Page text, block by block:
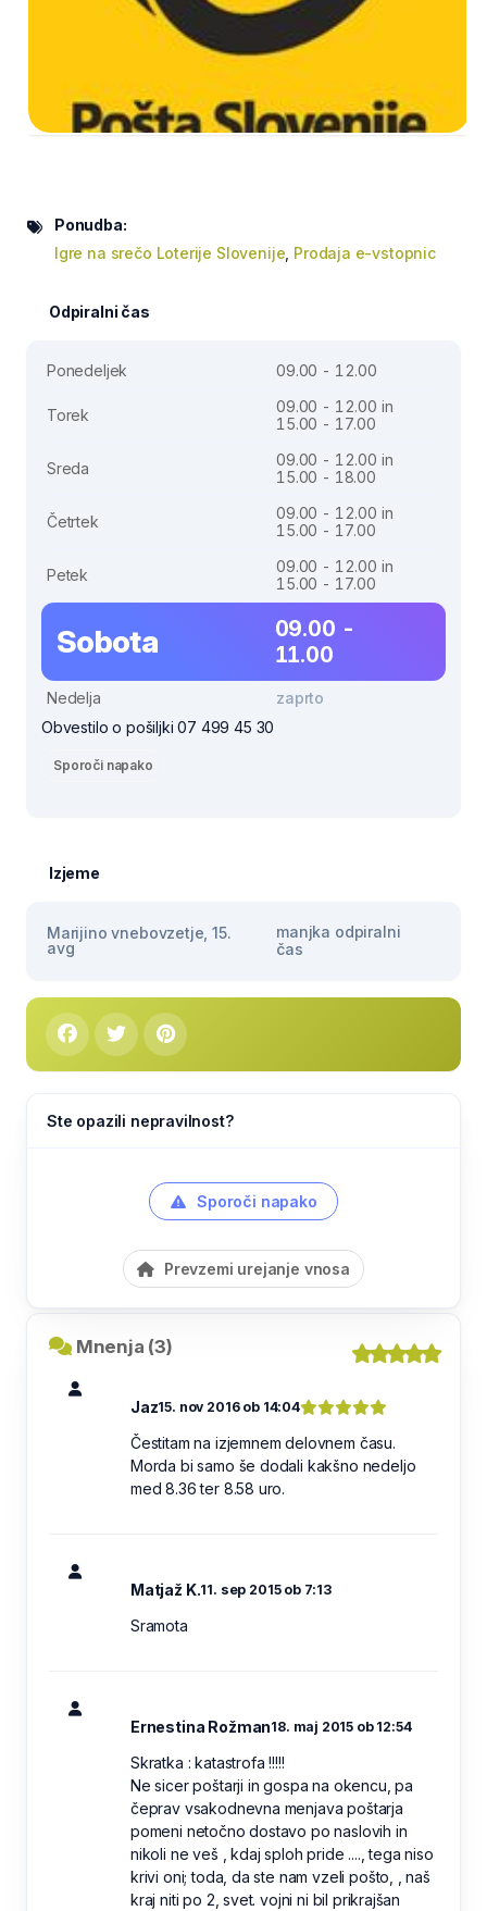
Ponudba:
Igre na srečo Loterije Slovenije Prodaja e-vstopnic
Odpiralni čas
Ponedeljek 09.00 - 12.00
Torek
09.00 - 12.00 in
15.00 - 17.00
Sreda
09.00 - 12.00 in
15.00 - 18.00
Četrtek
09.00 - 12.00 in
15.00 - 17.00
Petek
09.00 - 12.00 in
15.00 - 17.00
Sobota
09.00 -
11.00
Nedelja
zaprto
Obvestilo o pošiljki 07 499 45 30
Sporoči napako
Izjeme
Marijino vnebovzetje, 15.
avg
manjka odpiralni
čas
Ste opazili nepravilnost?
Sporoči napako
Prevzemi urejanje vnosa
Mnenja (3)
Jaz15. nov 2016 ob 14:04
Čestitam na izjemnem delovnem času.
Morda bi samo še dodali kakšno nedeljo
med 8.36 ter 8.58 uro.
Matjaž K.11. sep 2015 ob 7:13
Sramota
Ernestina Rožman18. maj 2015 ob 12:54
Skratka : katastrofa !!!!!
Ne sicer poštarji in gospa na okencu, pa
čeprav vsakodnevna menjava poštarja
pomeni netočno dostavo po naslovih in
nikoli ne veš , kdaj sploh pride ...., tega niso
krivi oni; toda, da ste nam vzeli pošto, , naš
kraj niti po 2, svet. vojni ni bil prikrajšan